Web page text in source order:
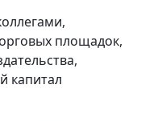
площадок,
капитал